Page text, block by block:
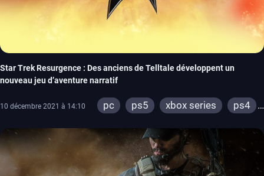
Star Trek Resurgence : Des anciens de Telltale développent un
nouveau jeu d’aventure narratif
10 décembre 2021 à 14:10 pc ps5 xbox series
ps4